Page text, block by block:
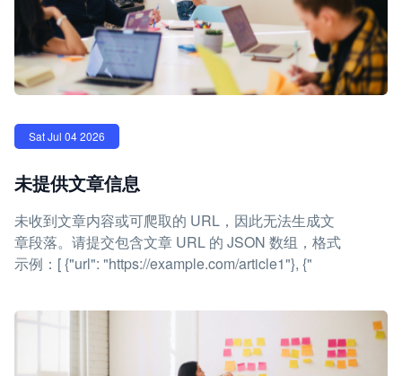
Sat Jul 04 2026
未提供文章信息
未收到文章内容或可爬取的 URL，因此无法生成文
章段落。请提交包含文章 URL 的 JSON 数组，格式
示例：[ {"url": "https://example.com/article1"}, {"